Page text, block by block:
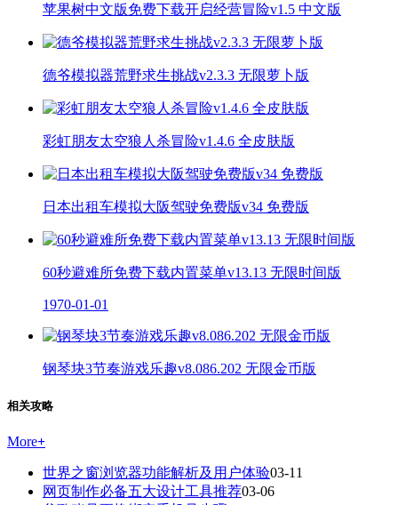
苹果树中文版免费下载开启经营冒险v1.5 中文版
德爷模拟器荒野求生挑战v2.3.3 无限萝卜版
彩虹朋友太空狼人杀冒险v1.4.6 全皮肤版
日本出租车模拟大阪驾驶免费版v34 免费版
60秒避难所免费下载内置菜单v13.13 无限时间版
1970-01-01
钢琴块3节奏游戏乐趣v8.086.202 无限金币版
相关攻略
More+
世界之窗浏览器功能解析及用户体验03-11
网页制作必备五大设计工具推荐03-06